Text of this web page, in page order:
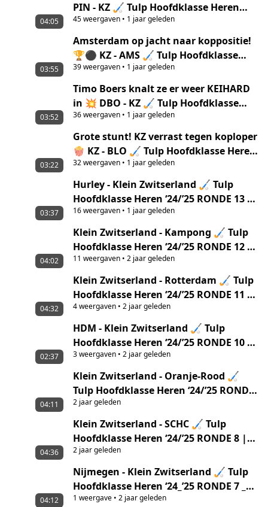
PIN - KZ 🏑 Tulp Hoofdklasse Heren
‘24/’25 | Samenvatting
45weergaven• 1 jaar geleden
04:05
Amsterdam op jacht naar koppositie!
🏆⚫️ KZ - AMS 🏑 Tulp Hoofdklasse
Heren ‘24/’25 | Samenvatting
39weergaven• 1 jaar geleden
03:55
Timo Boers knalt ze er weer KEIHARD
in 💥 DBO - KZ 🏑 Tulp Hoofdklasse
Heren ‘24/’25 | Samenvatting
36weergaven• 1 jaar geleden
03:52
Grote stunt! KZ verrast tegen koploper
🍿 KZ - BLO 🏑 Tulp Hoofdklasse Heren
‘24/’25 | Samenvatting
32weergaven• 1 jaar geleden
03:22
Hurley - Klein Zwitserland 🏑 Tulp
Hoofdklasse Heren ‘24/’25 RONDE 13 |
Samenvatting
16weergaven• 1 jaar geleden
03:37
Klein Zwitserland - Kampong 🏑 Tulp
Hoofdklasse Heren ‘24/’25 RONDE 12 |
Samenvatting
11 weergaven• 2 jaar geleden
04:02
Klein Zwitserland - Rotterdam 🏑 Tulp
Hoofdklasse Heren ‘24/’25 RONDE 11 |
Samenvatting
4weergaven• 2 jaar geleden
04:32
HDM - Klein Zwitserland 🏑 Tulp
Hoofdklasse Heren ‘24/’25 RONDE 10 |
Samenvatting
3weergaven• 2 jaar geleden
02:37
Klein Zwitserland - Oranje-Rood 🏑
Tulp Hoofdklasse Heren ‘24/’25 RONDE
9 | Samenvatting
2 jaar geleden
04:11
Klein Zwitserland - SCHC 🏑 Tulp
Hoofdklasse Heren ‘24/’25 RONDE 8 |
Samenvatting
2 jaar geleden
04:36
Nijmegen - Klein Zwitserland 🏑 Tulp
Hoofdklasse Heren ‘24_’25 RONDE 7 _
Samenvatting.mp4
1 weergave• 2 jaar geleden
04:12